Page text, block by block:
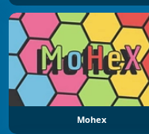
Mohex